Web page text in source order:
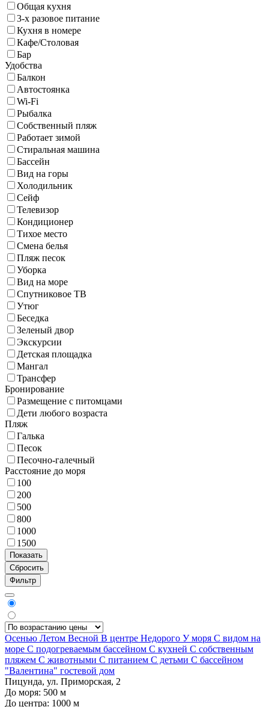
Общая кухня
3-х разовое питание
Кухня в номере
Кафе/Столовая
Бар
Удобства
Балкон
Автостоянка
Wi-Fi
Рыбалка
Собственный пляж
Работает зимой
Стиральная машина
Бассейн
Вид на горы
Холодильник
Сейф
Телевизор
Кондиционер
Тихое место
Смена белья
Пляж песок
Уборка
Вид на море
Спутниковое ТВ
Утюг
Беседка
Зеленый двор
Экскурсии
Детская площадка
Мангал
Трансфер
Бронирование
Размещение с питомцами
Дети любого возраста
Пляж
Галька
Песок
Песочно-галечный
Расстояние до моря
100
200
500
800
1000
1500
Фильтр
Осенью Летом Весной В центре Недорого У моря С видом на
море С подогреваемым бассейном С кухней С собственным
пляжем С животными С питанием С детьми С бассейном
"Валентина" гостевой дом
Пицунда, ул. Приморская, 2
До моря: 500 м
До центра: 1000 м